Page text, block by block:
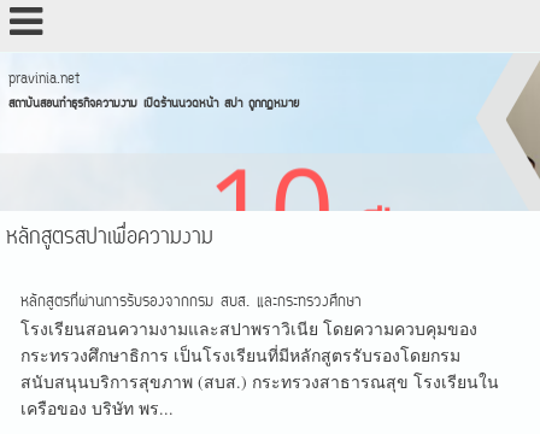
pravinia.net
สถาบันสอนทำธุรกิจความงาม เปิดร้านนวดหน้า สปา ถูกกฏหมาย
หลักสูตรสปาเพื่อความงาม
หลักสูตรที่ผ่านการรับรองจากกรม สบส. และกระทรวงศึกษา
โรงเรียนสอนความงามและสปาพราวิเนีย โดยความควบคุมของ
กระทรวงศึกษาธิการ เป็นโรงเรียนที่มีหลักสูตรรับรองโดยกรม
สนับสนุนบริการสุขภาพ (สบส.) กระทรวงสาธารณสุข โรงเรียนใน
เครือของ บริษัท พร...